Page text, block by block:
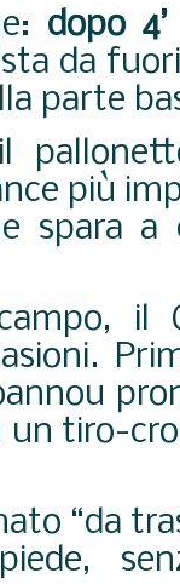
dopo
da
parte
più
spara a
il
un tiro-
“da